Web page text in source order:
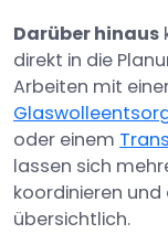
Darüber hinaus
direkt in die
Arbeiten mit
oder einem
lassen sich
koordinieren
übersichtlich.